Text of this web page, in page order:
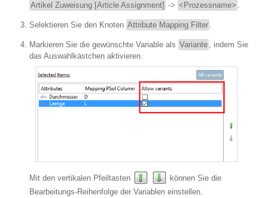
Artikel Zuweisung [Article Assignment] -> <Prozessname> .
Selektieren Sie den Knoten Attribute Mapping Filter .
Markieren Sie die gewünschte Variable als Variante , indem Sie
das Auswahlkästchen aktivieren.
Mit den vertikalen Pfeiltasten
können Sie die
Bearbeitungs-Reihenfolge der Variablen einstellen.